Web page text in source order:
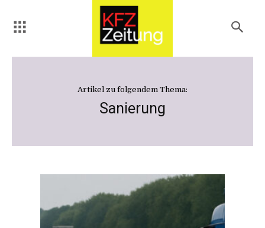
Artikel zu folgendem Thema:
Sanierung